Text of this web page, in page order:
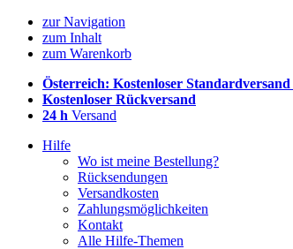
zur Navigation
zum Inhalt
zum Warenkorb
Österreich: Kostenloser Standardversand
Kostenloser Rückversand
24 h Versand
Hilfe
Wo ist meine Bestellung?
Rücksendungen
Versandkosten
Zahlungsmöglichkeiten
Kontakt
Alle Hilfe-Themen